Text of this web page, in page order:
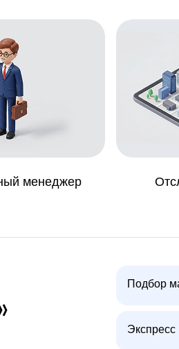
менеджер
Подбор